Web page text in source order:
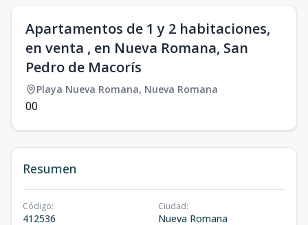
Apartamentos de 1 y 2 habitaciones,
en venta , en Nueva Romana, San
Pedro de Macorís
Playa Nueva Romana, Nueva Romana
00
Resumen
Código:
412536
Ciudad:
Nueva Romana